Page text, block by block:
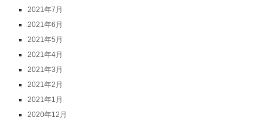
2021年7月
2021年6月
2021年5月
2021年4月
2021年3月
2021年2月
2021年1月
2020年12月